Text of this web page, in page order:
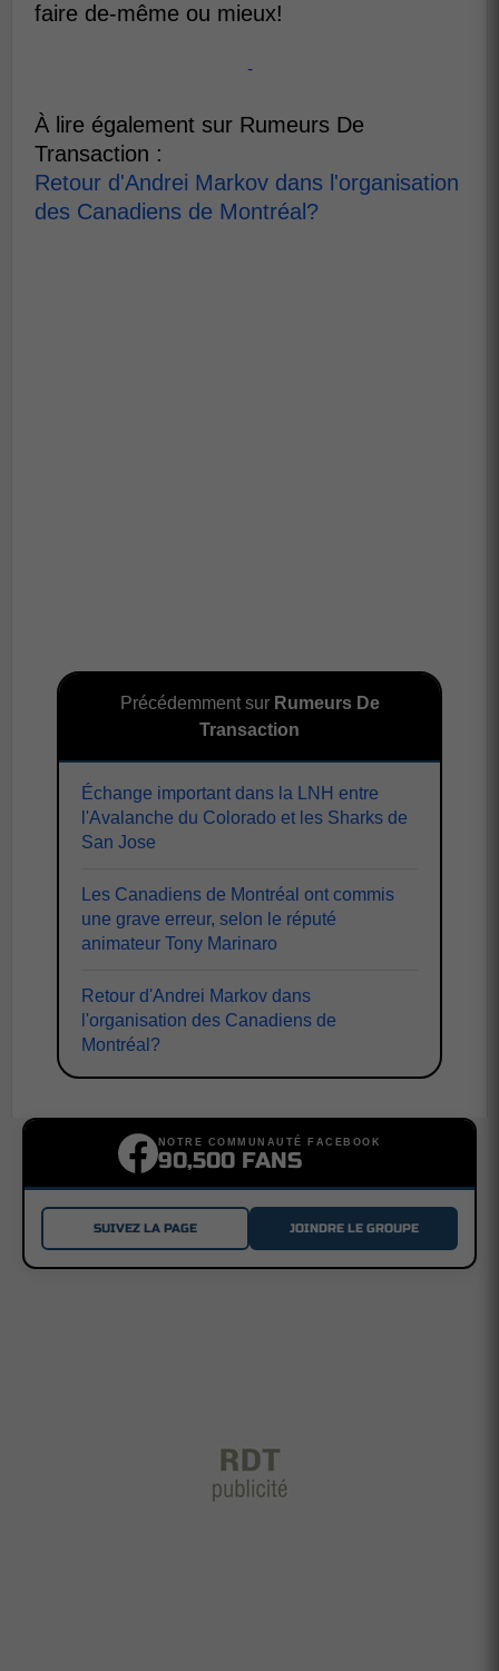
faire de-même ou mieux!
-
À lire également sur Rumeurs De
Transaction :
Retour d'Andrei Markov dans l'organisation
des Canadiens de Montréal?
Précédemment sur Rumeurs De
Transaction
Échange important dans la LNH entre
l'Avalanche du Colorado et les Sharks de
San Jose
Les Canadiens de Montréal ont commis
une grave erreur, selon le réputé
animateur Tony Marinaro
Retour d'Andrei Markov dans
l'organisation des Canadiens de
Montréal?
NOTRE COMMUNAUTÉ FACEBOOK
90,500 FANS
SUIVEZ LA PAGE JOINDRE LE GROUPE